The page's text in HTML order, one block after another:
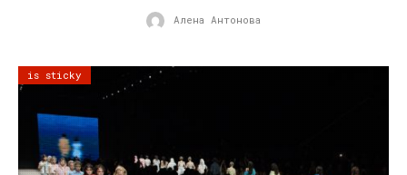
Алена Антонова
is sticky